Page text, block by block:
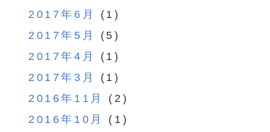
2017年6月
(1)
2017年5月
(5)
2017年4月
(1)
2017年3月
(1)
2016年11月
(2)
2016年10月
(1)